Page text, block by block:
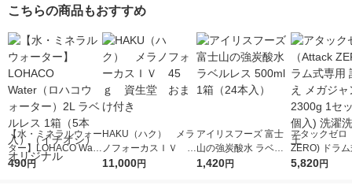
こちらの商品もおすすめ
【水・ミネラルウォー
ター】LOHACO Wate
r（ロハコウォータ
490円
HAKU（ハク） メラ
ノフォーカスＩＶ 4
5ｇ 資生堂 おまけ
11,000円
アイリスフーズ 富士
山の強炭酸水 ラベル
レス 500ml 1箱（24
1,420円
アタックゼロ
ZERO) ドラ
詰め替え メガ
5,820円